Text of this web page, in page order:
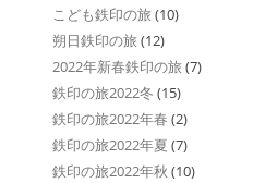
こども鉄印の旅 (10)
朔日鉄印の旅 (12)
2022年新春鉄印の旅 (7)
鉄印の旅2022冬 (15)
鉄印の旅2022年春 (2)
鉄印の旅2022年夏 (7)
鉄印の旅2022年秋 (10)